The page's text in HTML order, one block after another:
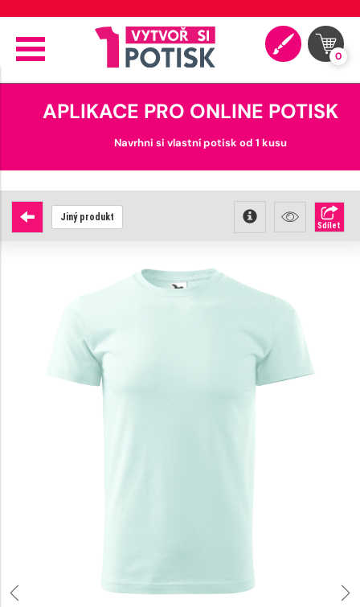
0
APLIKACE PRO ONLINE POTISK
Navrhni si vlastní potisk od 1 kusu